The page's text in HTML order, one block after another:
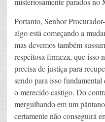
Portanto, Senhor
algo está começando a
mas devemos também
respeitosa firmeza, que isso
precisa de justiça para
sendo para isso
o merecido castigo. Do
mergulhando em um
certamente não conseguirá